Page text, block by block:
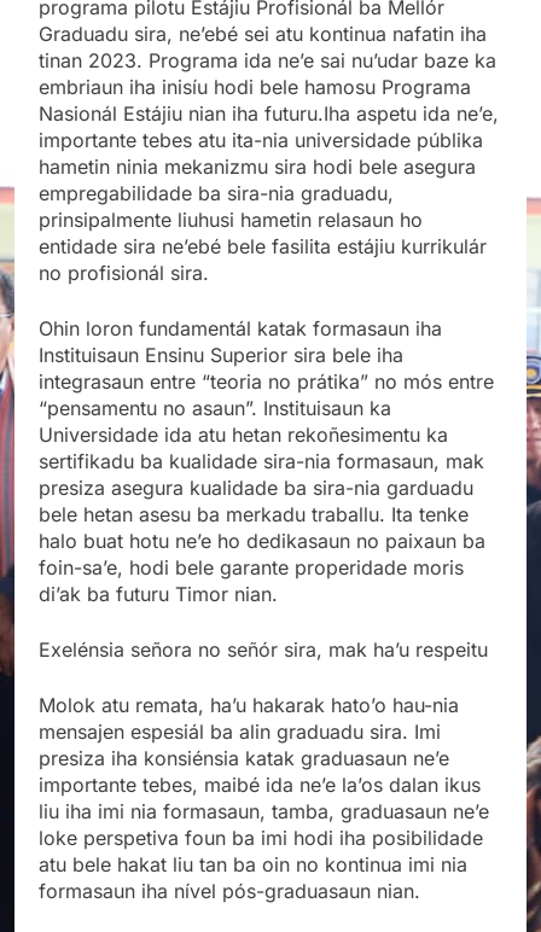
programa pilotu Estájiu Profisionál ba Mellór
Graduadu sira, ne’ebé sei atu kontinua nafatin iha
tinan 2023. Programa ida ne’e sai nu’udar baze ka
embriaun iha inisíu hodi bele hamosu Programa
Nasionál Estájiu nian iha futuru.Iha aspetu ida ne’e,
importante tebes atu ita-nia universidade públika
hametin ninia mekanizmu sira hodi bele asegura
empregabilidade ba sira-nia graduadu,
prinsipalmente liuhusi hametin relasaun ho
entidade sira ne’ebé bele fasilita estájiu kurrikulár
no profisionál sira.
Ohin loron fundamentál katak formasaun iha
Instituisaun Ensinu Superior sira bele iha
integrasaun entre “teoria no prátika” no mós entre
“pensamentu no asaun”. Instituisaun ka
Universidade ida atu hetan rekoñesimentu ka
sertifikadu ba kualidade sira-nia formasaun, mak
presiza asegura kualidade ba sira-nia garduadu
bele hetan asesu ba merkadu traballu. Ita tenke
halo buat hotu ne’e ho dedikasaun no paixaun ba
foin-sa’e, hodi bele garante properidade moris
di’ak ba futuru Timor nian.
Exelénsia señora no señór sira, mak ha’u respeitu
Molok atu remata, ha’u hakarak hato’o hau-nia
mensajen espesiál ba alin graduadu sira. Imi
presiza iha konsiénsia katak graduasaun ne’e
importante tebes, maibé ida ne’e la’os dalan ikus
liu iha imi nia formasaun, tamba, graduasaun ne’e
loke perspetiva foun ba imi hodi iha posibilidade
atu bele hakat liu tan ba oin no kontinua imi nia
formasaun iha nível pós-graduasaun nian.